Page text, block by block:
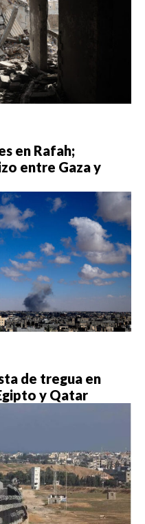
en Rafah;
entre Gaza y
de tregua en
y Qatar